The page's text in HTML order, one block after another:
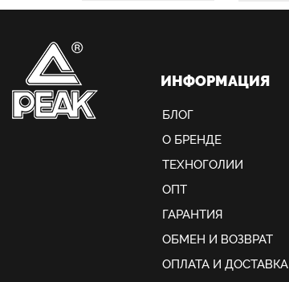
ИНФОРМАЦИЯ
БЛОГ
О БРЕНДЕ
ТЕХНОГОЛИИ
ОПТ
ГАРАНТИЯ
ОБМЕН И ВОЗВРАТ
ОПЛАТА И ДОСТАВКА